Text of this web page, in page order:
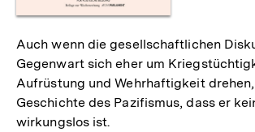
Auch wenn die gesellschaftlichen
Gegenwart sich eher um
Aufrüstung und Wehrhaftigkeit
Geschichte des Pazifismus, dass er
wirkungslos ist.